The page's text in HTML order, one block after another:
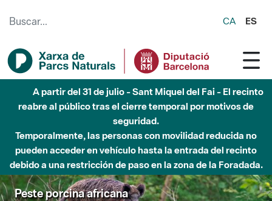
CA ES
A partir del 31 de julio - Sant Miquel del Fai - El recinto
reabre al público tras el cierre temporal por motivos de
seguridad.
Temporalmente, las personas con movilidad reducida no
pueden acceder en vehículo hasta la entrada del recinto
debido a una restricción de paso en la zona de la Foradada.
Peste porcina africana